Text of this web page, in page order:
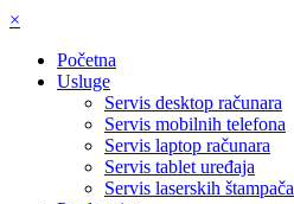
×
Početna
Usluge
Servis desktop računara
Servis mobilnih telefona
Servis laptop računara
Servis tablet uređaja
Servis laserskih štampača